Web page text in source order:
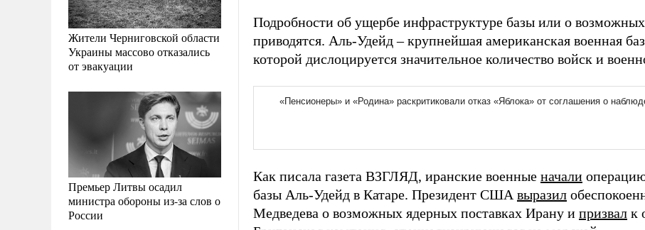
Жители Черниговской области
Украины массово отказались
от эвакуации
Премьер Литвы осадил
министра обороны из-за слов о
России
Подробности об ущербе инфраструктуре базы или о
приводятся. Аль-Удейд – крупнейшая американская военная
которой дислоцируется значительное количество войск и
Как писала газета ВЗГЛЯД, иранские военные начали
базы Аль-Удейд в Катаре. Президент США выразил
Медведева о возможных ядерных поставках Ирану и призвал к